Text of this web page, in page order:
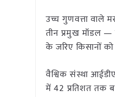
उच्च गुणवत्ता वाले
तीन प्रमुख मॉडल —
के जरिए किसानों
वैश्विक संस्था
में 42 प्रतिशत तक